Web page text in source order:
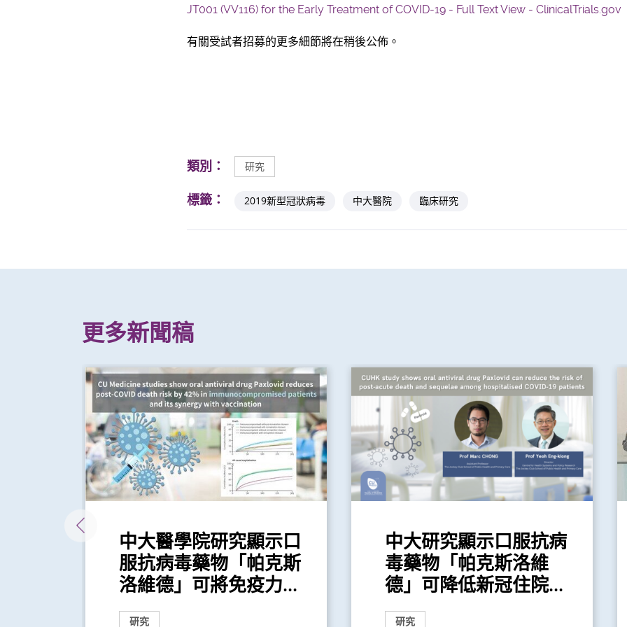
JT001 (VV116) for the Early Treatment of COVID-19 - Full Text View - ClinicalTrials.gov
有關受試者招募的更多細節將在稍後公佈。
類別： 研究
標籤： 2019新型冠狀病毒 中大醫院 臨床研究
更多新聞稿
中大醫學院研究顯示口
服抗病毒藥物「帕克斯
洛維德」可將免疫力...
研究
中大研究顯示口服抗病
毒藥物「帕克斯洛維
德」可降低新冠住院...
研究